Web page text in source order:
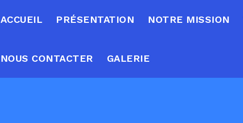
ACCUEIL PRÉSENTATION NOTRE MISSION
NOUS CONTACTER GALERIE